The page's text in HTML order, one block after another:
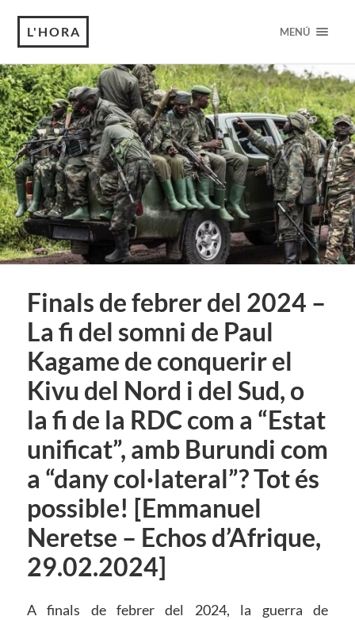
L'HORA MENÚ
Finals de febrer del 2024 –
La fi del somni de Paul
Kagame de conquerir el
Kivu del Nord i del Sud, o
la fi de la RDC com a “Estat
unificat”, amb Burundi com
a “dany col·lateral”? Tot és
possible! [Emmanuel
Neretse – Echos d’Afrique,
29.02.2024]
A finals de febrer del 2024, la guerra de